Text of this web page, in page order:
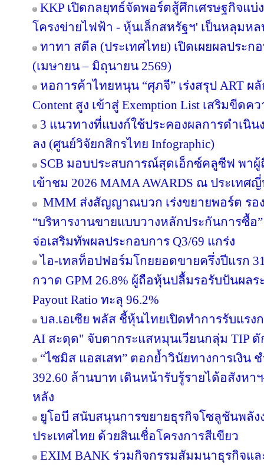
KKP เปิดกลยุทธ์จัดพอร์ตสู้ศึกเศรษฐกิจแบ่
โครงข่ายไฟฟ้า - หุ้นเล็กสหรัฐฯ' เป็นหลุมห
ทาทา สตีล (ประเทศไทย) เปิดเผยผลประก
(เมษายน – มิถุนายน 2569)
หอการค้าไทยหนุน “ศุภจี” เร่งสรุป ART
Content สูง เข้าสู่ Exemption List เสริมขีด
3 แนวทางที่แบงก์ใช้ประคองผลการดำเนิ
ลง (ศูนย์วิจัยกสิกรไทย Infographic)
SCB มอบประสบการณ์สุดเอ็กซ์คลูซีฟ พาผู้
เข้าชม 2026 MAMA AWARDS ณ ประเท
MMM ส่งสัญญาณบวก เร่งขยายพอร์ต รอ
“บริหารงานขายแบบวางหลักประกันการซื้อ
จ่อเสริมทัพผลประกอบการ Q3/69 แกร่ง
ไอ-เทลท็อปฟอร์มโกยยอดขายครึ่งปีแรก
กวาด GPM 26.8% ผู้ถือหุ้นปลื้มรอรับปันผล
Payout Ratio ทะลุ 96.2%
บล.เอเซีย พลัส ชี้หุ้นไทยเปิดทำการรับแร
AI สะดุด" จับตากระแสหมุนเวียนกลุ่ม TIP ดั
“ไซมิส แอสเสท” ตอกย้ำวินัยทางการเงิน
392.60 ล้านบาท เดินหน้ารับรู้รายได้อสังหา
หลัง
ยูโอบี สนับสนุนการขยายธุรกิจโซลูชันพลังง
ประเทศไทย ด้วยสินเชื่อโครงการสีเขียว
EXIM BANK ร่วมกิจกรรมสัมมนาธุรกิจแ